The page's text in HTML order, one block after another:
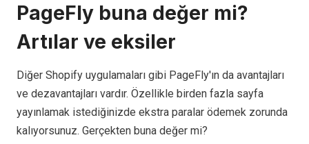
PageFly buna değer mi?
Artılar ve eksiler
Diğer Shopify uygulamaları gibi PageFly'ın da avantajları
ve dezavantajları vardır. Özellikle birden fazla sayfa
yayınlamak istediğinizde ekstra paralar ödemek zorunda
kalıyorsunuz. Gerçekten buna değer mi?